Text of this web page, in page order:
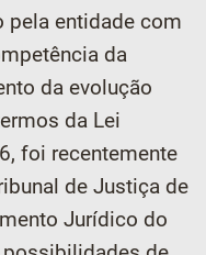
pela entidade com
da
da evolução
da Lei
foi recentemente
de Justiça de
Jurídico do